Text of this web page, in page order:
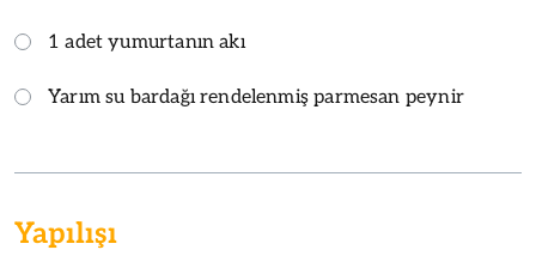
1 adet yumurtanın akı
Yarım su bardağı rendelenmiş parmesan peynir
Yapılışı